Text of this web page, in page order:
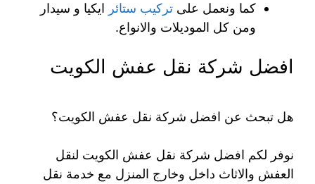
كما ونعمل على تركيب ستائر ايكيا و سيدار
ومن كل الموديلات والانواع.
افضل شركة نقل عفش الكويت
هل تبحث عن افضل شركة نقل عفش الكويت؟
نوفر لكم افضل شركة نقل عفش الكويت لنقل
العفش والاثاث داخل وخارج المنزل مع خدمة نقل